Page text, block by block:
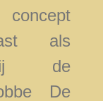
concept
als
bij de
De